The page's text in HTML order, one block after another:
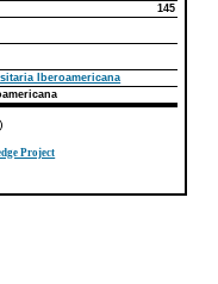
145
Iberoamericana
Project